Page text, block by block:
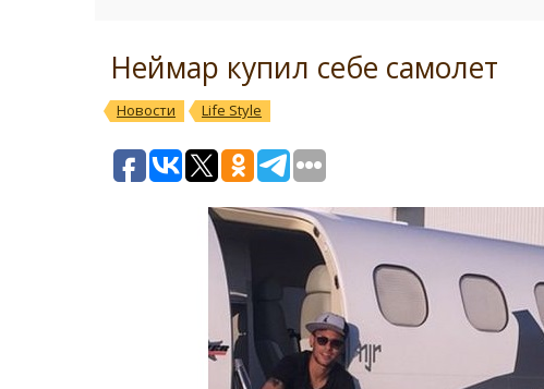
Неймар купил себе самолет
Новости Life Style